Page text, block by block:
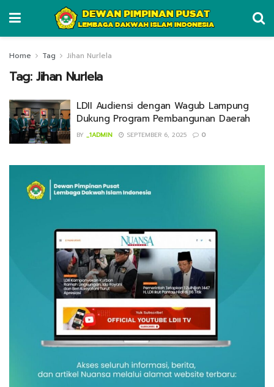
Home Tag Jihan Nurlela
Tag: Jihan Nurlela
LDII Audiensi dengan Wagub Lampung
Dukung Program Pembangunan Daerah
BY _1ADMIN SEPTEMBER 6, 2025 0